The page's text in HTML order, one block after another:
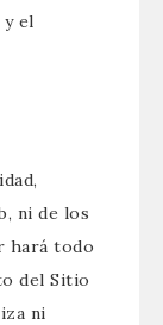
el
ni de los
hará todo
del Sitio
ni